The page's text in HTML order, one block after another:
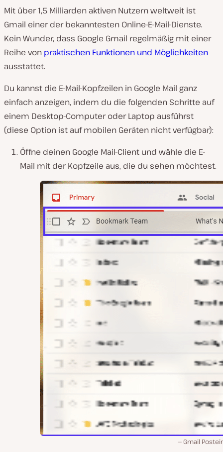
Mit über 1,5 Milliarden aktiven Nutzern weltweit ist
Gmail einer der bekanntesten Online-E-Mail-Dienste.
Kein Wunder, dass Google Gmail regelmäßig mit einer
Reihe von praktischen Funktionen und Möglichkeiten
ausstattet.
Du kannst die E-Mail-Kopfzeilen in Google Mail ganz
einfach anzeigen, indem du die folgenden Schritte auf
einem Desktop-Computer oder Laptop ausführst
(diese Option ist auf mobilen Geräten nicht verfügbar):
Öffne deinen Google Mail-Client und wähle die E-
Mail mit der Kopfzeile aus, die du sehen möchtest.
Gmail